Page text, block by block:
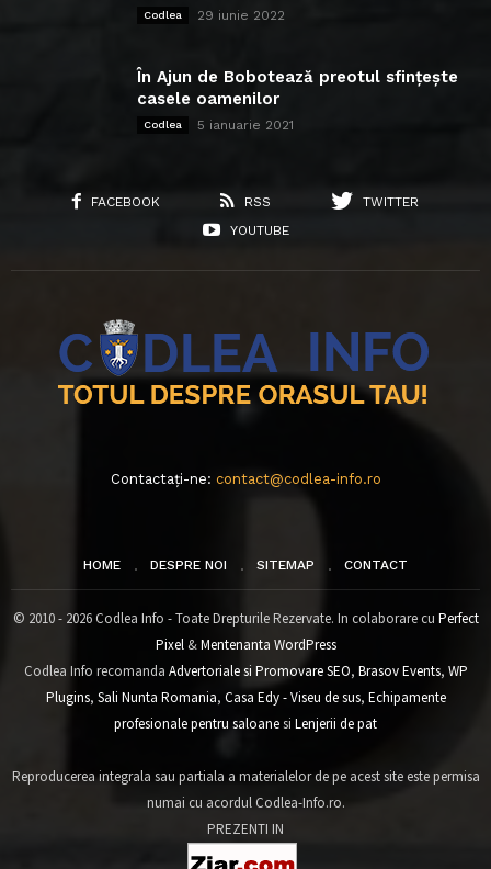
Codlea 29 iunie 2022
În Ajun de Bobotează preotul sfințește
casele oamenilor
Codlea 5 ianuarie 2021
FACEBOOK RSS
TWITTER
YOUTUBE
Contactați-ne: contact@codlea-info.ro
HOME DESPRE NOI SITEMAP CONTACT
© 2010 - 2026 Codlea Info - Toate Drepturile Rezervate. In colaborare cu Perfect
Pixel&Mentenanta WordPress
Codlea Info recomanda Advertoriale si Promovare SEO, Brasov Events, WP
Plugins, Sali Nunta Romania, Casa Edy - Viseu de sus, Echipamente
profesionale pentru saloanesi Lenjerii de pat
Reproducerea integrala sau partiala a materialelor de pe acest site este permisa
numai cu acordul Codlea-Info.ro.
PREZENTI IN